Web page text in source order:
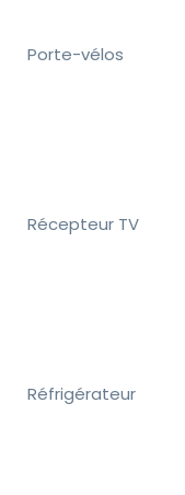
Porte-vélos
Récepteur TV
Réfrigérateur